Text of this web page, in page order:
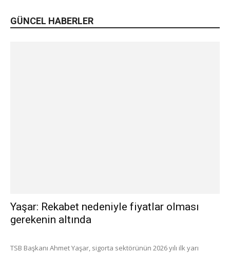
GÜNCEL HABERLER
Yaşar: Rekabet nedeniyle fiyatlar olması
gerekenin altında
TSB Başkanı Ahmet Yaşar, sigorta sektörünün 2026 yılı ilk yarı